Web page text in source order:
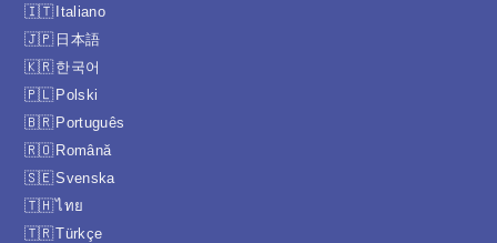
Italiano
日本語
한국어
Polski
Português
Română
Svenska
ไทย
Türkçe